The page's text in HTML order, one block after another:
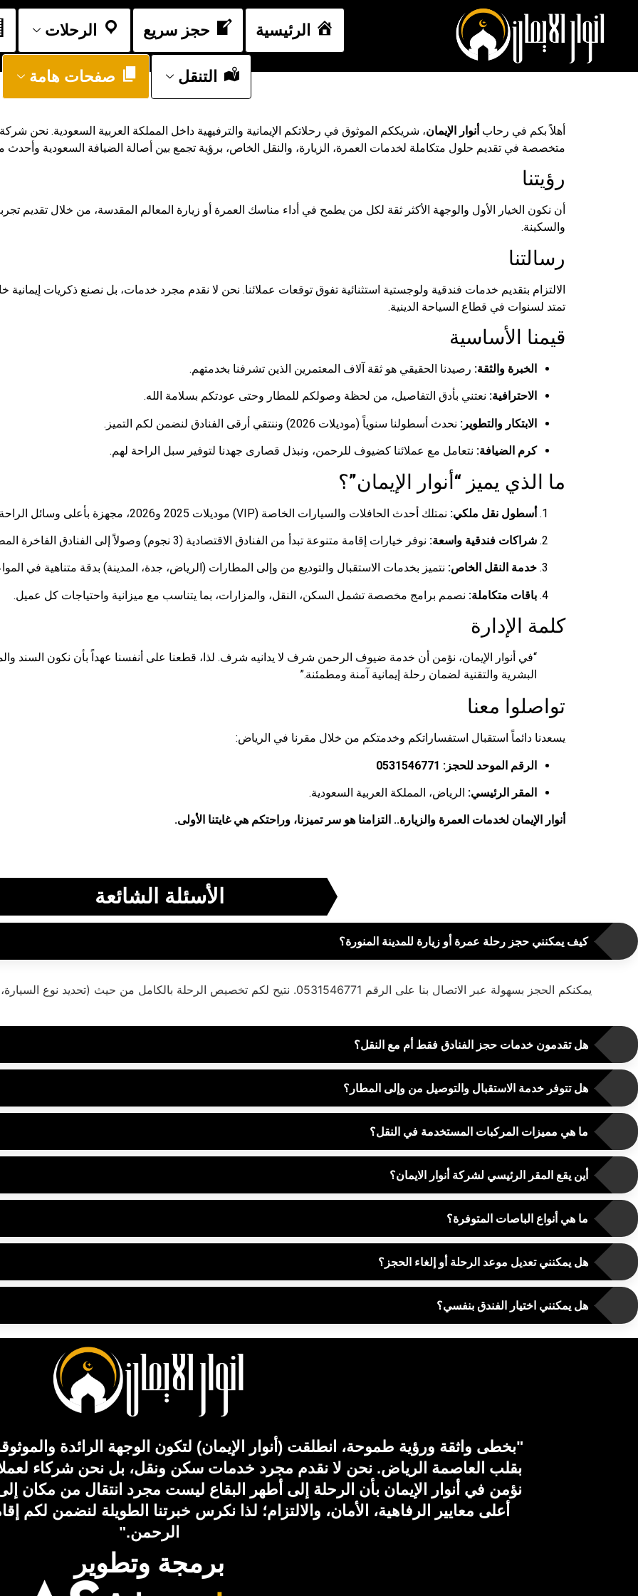
الرئيسية حجز سريع الرحلات
التنقل صفحات هامة
أهلاً بكم في رحاب أنوار الإيمان، شريككم الموثوق في رحلاتكم الإيمانية والترفيهية داخل المملكة العربية السعودية. نحن
متخصصة في تقديم حلول متكاملة لخدمات العمرة، الزيارة، والنقل الخاص، برؤية تجمع بين أصالة الضيافة السعودية وأحدث
رؤيتنا
أن نكون الخيار الأول والوجهة الأكثر ثقة لكل من يطمح في أداء مناسك العمرة أو زيارة المعالم المقدسة، من خلال تقديم
والسكينة.
رسالتنا
الالتزام بتقديم خدمات فندقية ولوجستية استثنائية تفوق توقعات عملائنا. نحن لا نقدم مجرد خدمات، بل نصنع ذكريات
تمتد لسنوات في قطاع السياحة الدينية.
قيمنا الأساسية
الخبرة والثقة: رصيدنا الحقيقي هو ثقة آلاف المعتمرين الذين تشرفنا بخدمتهم.
الاحترافية: نعتني بأدق التفاصيل، من لحظة وصولكم للمطار وحتى عودتكم بسلامة الله.
الابتكار والتطوير: نحدث أسطولنا سنوياً (موديلات 2026) وننتقي أرقى الفنادق لنضمن لكم التميز.
كرم الضيافة: نتعامل مع عملائنا كضيوف للرحمن، ونبذل قصارى جهدنا لتوفير سبل الراحة لهم.
ما الذي يميز “أنوار الإيمان”؟
أسطول نقل ملكي: نمتلك أحدث الحافلات والسيارات الخاصة (VIP) موديلات 2025 و2026، مجهزة بأعلى وسائل الراحة والأمان.
شراكات فندقية واسعة: نوفر خيارات إقامة متنوعة تبدأ من الفنادق الاقتصادية (3 نجوم) وصولاً إلى الفنادق الفاخرة المطلة على الحرم (5 نجوم) مثل دار التوحيد وأنجم.
خدمة النقل الخاص: نتميز بخدمات الاستقبال والتوديع من وإلى المطارات (الرياض، جدة، المدينة) بدقة متناهية في
باقات متكاملة: نصمم برامج مخصصة تشمل السكن، النقل، والمزارات، بما يتناسب مع ميزانية واحتياجات كل عميل.
كلمة الإدارة
“في أنوار الإيمان، نؤمن أن خدمة ضيوف الرحمن شرف لا يدانيه شرف. لذا، قطعنا على أنفسنا عهداً بأن نكون السند
البشرية والتقنية لضمان رحلة إيمانية آمنة ومطمئنة.”
تواصلوا معنا
يسعدنا دائماً استقبال استفساراتكم وخدمتكم من خلال مقرنا في الرياض:
الرقم الموحد للحجز: 0531546771
المقر الرئيسي: الرياض، المملكة العربية السعودية.
أنوار الإيمان لخدمات العمرة والزيارة.. التزامنا هو سر تميزنا، وراحتكم هي غايتنا الأولى.
الأسئلة الشائعة
كيف يمكنني حجز رحلة عمرة أو زيارة للمدينة المنورة؟
يمكنكم الحجز بسهولة عبر الاتصال بنا على الرقم 0531546771. نتيح لكم تخصيص الرحلة بالكامل من حيث (تحديد نوع السيارة، عدد الأفراد، وعدد أيام الإقامة في المدينة).
هل تقدمون خدمات حجز الفنادق فقط أم مع النقل؟
هل تتوفر خدمة الاستقبال والتوصيل من وإلى المطار؟
ما هي مميزات المركبات المستخدمة في النقل؟
أين يقع المقر الرئيسي لشركة أنوار الايمان؟
ما هي أنواع الباصات المتوفرة؟
هل يمكنني تعديل موعد الرحلة أو إلغاء الحجز؟
هل يمكنني اختيار الفندق بنفسي؟
"بخطى واثقة ورؤية طموحة، انطلقت (أنوار الإيمان) لتكون الوجهة الرائدة
بقلب العاصمة الرياض. نحن لا نقدم مجرد خدمات سكن ونقل، بل نحن شركاء
نؤمن في أنوار الإيمان بأن الرحلة إلى أطهر البقاع ليست مجرد انتقال من
أعلى معايير الرفاهية، الأمان، والالتزام؛ لذا نكرس خبرتنا الطويلة لنضمن لكم
الرحمن."
برمجة وتطوير